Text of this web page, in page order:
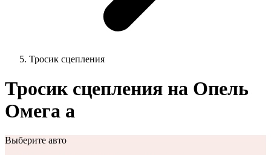
Тросик сцепления
Тросик сцепления на Опель
Омега а
Выберите авто